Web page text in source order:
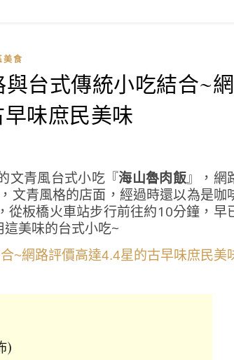
美食
台式傳統小吃結合~網
味庶民美味
文青風台式小吃『海山魯肉飯』，網
文青風格的店面，經過時還以為是咖
從板橋火車站步行前往約10分鐘，早
美味的台式小吃~
)